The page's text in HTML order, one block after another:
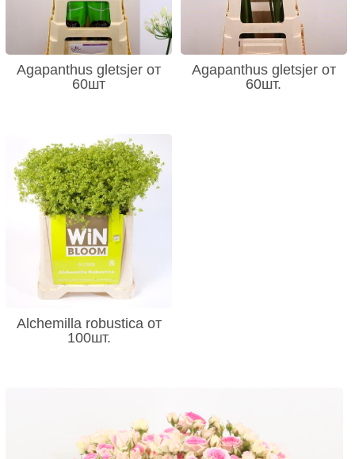
Agapanthus gletsjer от
60шт
Agapanthus gletsjer от
60шт.
Alchemilla robustica от
100шт.